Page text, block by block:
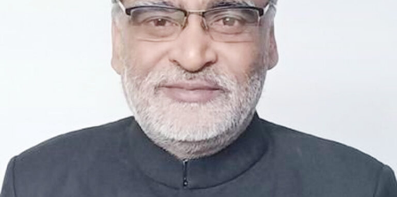
وزیراعلیٰ یوگی آدتیہ ناتھ نے بھی اس حادثے کا
نوٹس لیا ہے۔ انہوں نے حادثے پر گہرے رنج و غم کا
اظہار کرتے ہوئے جاں بحق افراد کے سوگوار اہل
خانہ سے تعزیت کی۔ وزیر اعلیٰ نے سینئر حکام کو
موقع پر پہنچ کر راحت و بچاؤ کے کام میں تیزی لانے
کی ہدایت دی ہے۔ انھوں نے زخمیوں کے مناسب علاج کو
یقینی بنانے اور جاں بحق افراد کے اہل خانہ سے
رابطہ کر کے انہیں ہر ممکن مدد فراہم کرنے کے بھی
احکامات صادر کیے ہیں۔